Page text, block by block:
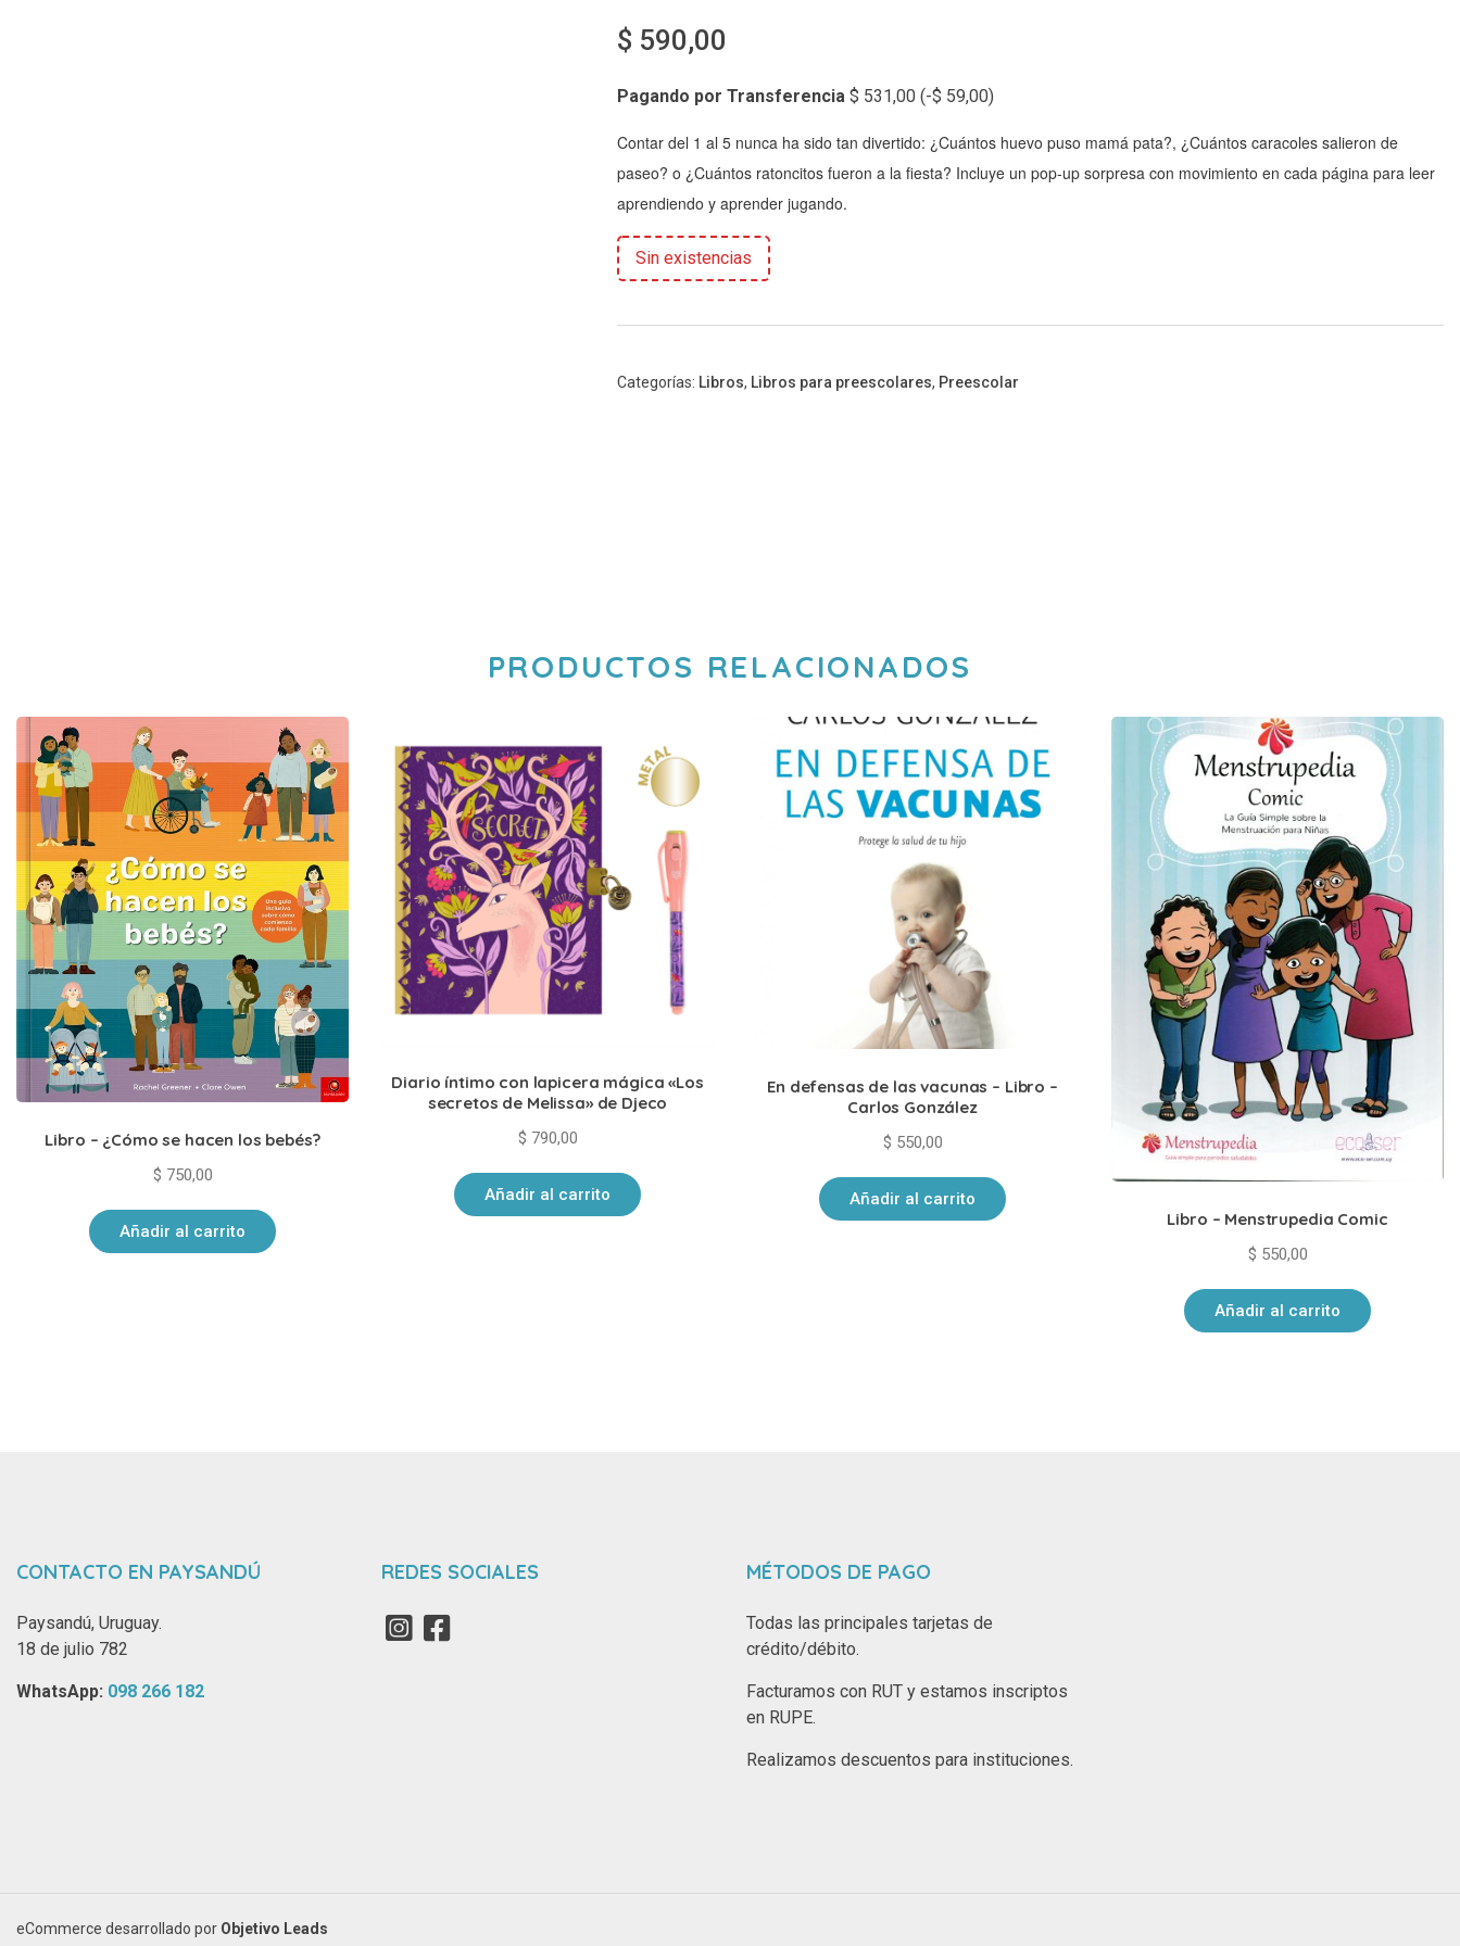
$ 590,00
Pagando por Transferencia $ 531,00 (-$ 59,00)
Contar del 1 al 5 nunca ha sido tan divertido: ¿Cuántos huevo puso mamá pata?, ¿Cuántos caracoles salieron de
paseo? o ¿Cuántos ratoncitos fueron a la fiesta? Incluye un pop-up sorpresa con movimiento en cada página para leer
aprendiendo y aprender jugando.
Sin existencias
Categorías: Libros, Libros para preescolares, Preescolar
PRODUCTOS RELACIONADOS
Libro – ¿Cómo se hacen los bebés?
$ 750,00
Añadir al carrito
Diario íntimo con lapicera mágica «Los
secretos de Melissa» de Djeco
$ 790,00
Añadir al carrito
En defensas de las vacunas – Libro –
Carlos González
$ 550,00
Añadir al carrito
Libro – Menstrupedia Comic
$ 550,00
Añadir al carrito
CONTACTO EN PAYSANDÚ
Paysandú, Uruguay.
18 de julio 782
WhatsApp: ‪ 098 266 182‬
REDES SOCIALES MÉTODOS DE PAGO
Todas las principales tarjetas de
crédito/débito.
Facturamos con RUT y estamos inscriptos
en RUPE.
Realizamos descuentos para instituciones.
eCommerce desarrollado por Objetivo Leads